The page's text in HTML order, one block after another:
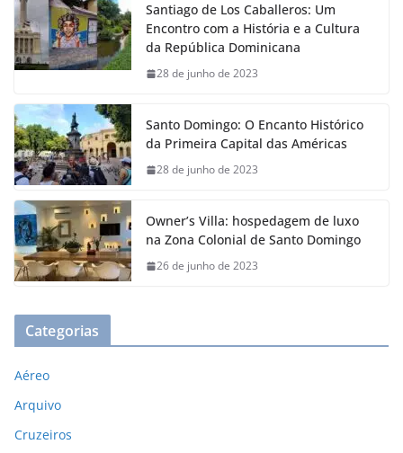
Santiago de Los Caballeros: Um
Encontro com a História e a Cultura
da República Dominicana
28 de junho de 2023
Santo Domingo: O Encanto Histórico
da Primeira Capital das Américas
28 de junho de 2023
Owner’s Villa: hospedagem de luxo
na Zona Colonial de Santo Domingo
26 de junho de 2023
Categorias
Aéreo
Arquivo
Cruzeiros